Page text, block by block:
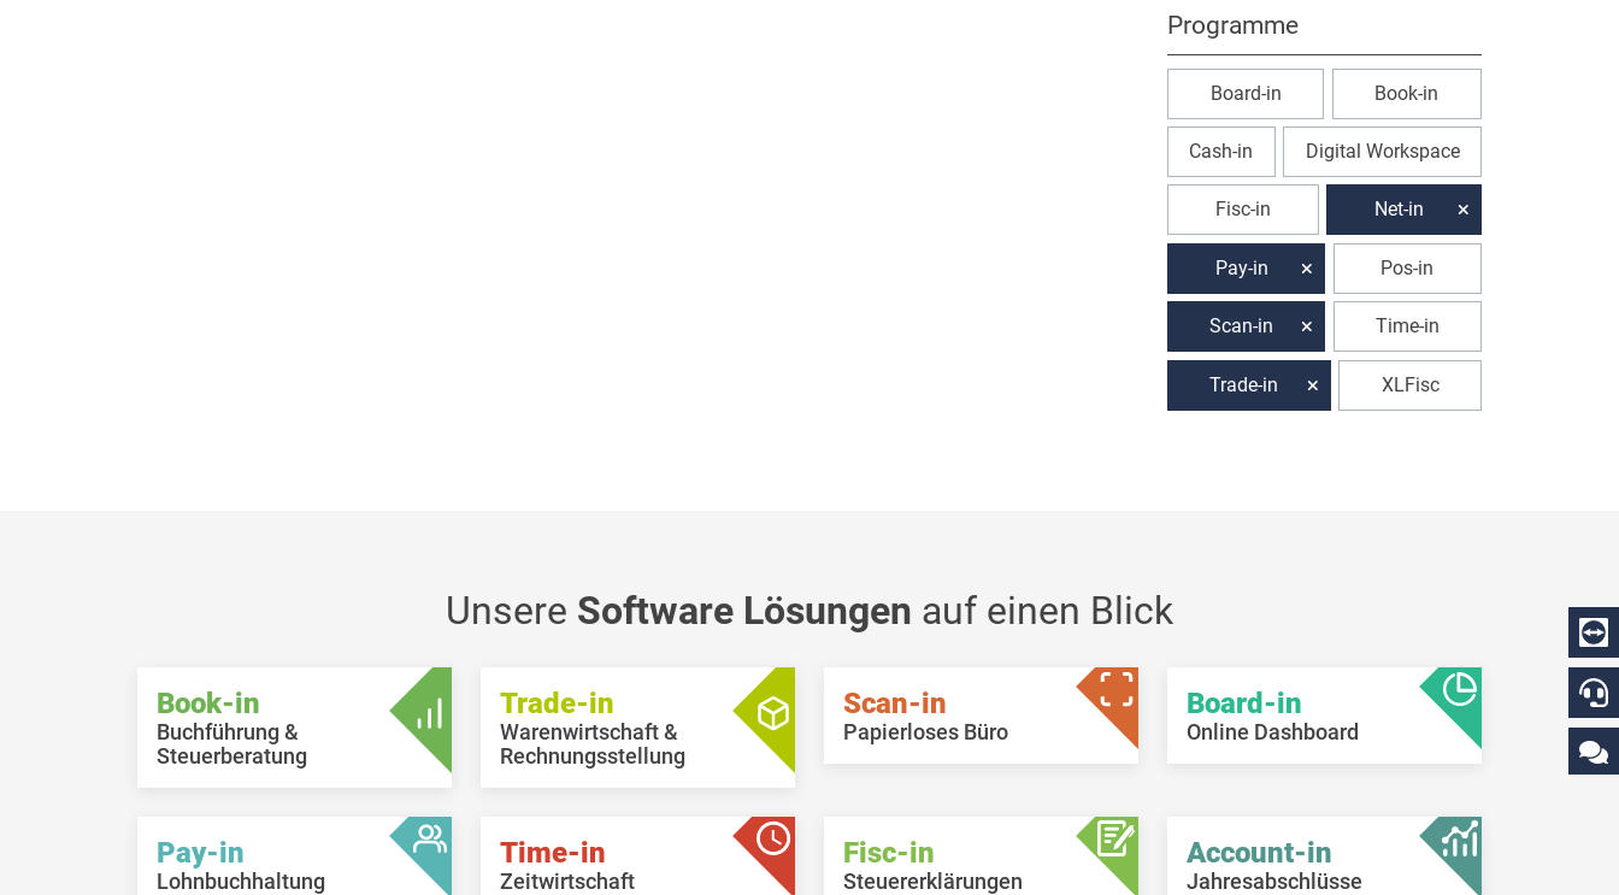
Programme
Board-in Book-in
Cash-in Digital Workspace
Fisc-in Net-in
Pay-in Pos-in
Scan-in Time-in
Trade-in XLFisc
Unsere Software Lösungen auf einen Blick
Book-in
Buchführung &
Steuerberatung
Trade-in
Warenwirtschaft &
Rechnungsstellung
Scan-in
Papierloses Büro
Board-in
Online Dashboard
Pay-in
Lohnbuchhaltung
Time-in
Zeitwirtschaft
Fisc-in
Steuererklärungen
Account-in
Jahresabschlüsse